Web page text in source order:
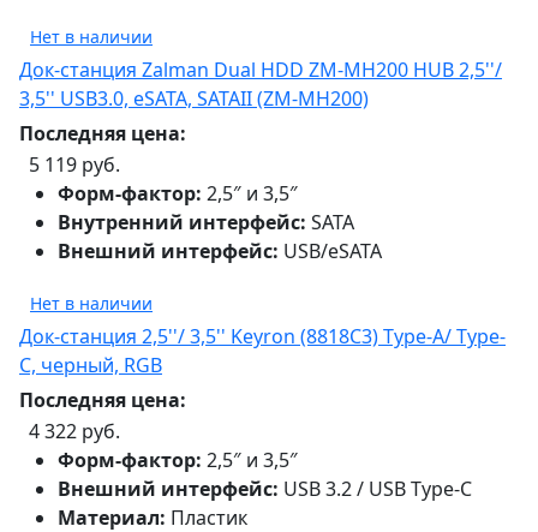
Нет в наличии
Док-станция Zalman Dual HDD ZM-MH200 HUB 2,5''/
3,5'' USB3.0, eSATA, SATAII (ZM-MH200)
Последняя цена:
5 119 руб.
Форм-фактор: 2,5″ и 3,5″
Внутренний интерфейс: SATA
Внешний интерфейс: USB/eSATA
Нет в наличии
Док-станция 2,5''/ 3,5'' Keyron (8818C3) Type-A/ Type-
C, черный, RGB
Последняя цена:
4 322 руб.
Форм-фактор: 2,5″ и 3,5″
Внешний интерфейс: USB 3.2 / USB Type-C
Материал: Пластик